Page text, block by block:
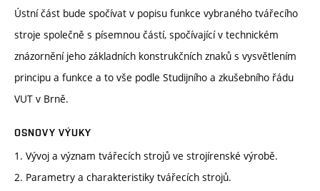
Ústní část bude spočívat v popisu funkce vybraného tvářecího
stroje společně s písemnou částí, spočívající v technickém
znázornění jeho základních konstrukčních znaků s vysvětlením
principu a funkce a to vše podle Studijního a zkušebního řádu
VUT v Brně.
OSNOVY VÝUKY
1. Vývoj a význam tvářecích strojů ve strojírenské výrobě.
2. Parametry a charakteristiky tvářecích strojů.